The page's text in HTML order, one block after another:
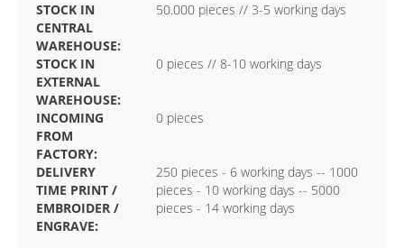
STOCK IN
CENTRAL
WAREHOUSE:
50.000 pieces // 3-5 working days
STOCK IN
EXTERNAL
WAREHOUSE:
0 pieces // 8-10 working days
INCOMING
FROM
FACTORY:
0 pieces
DELIVERY
TIME PRINT /
EMBROIDER /
ENGRAVE:
250 pieces - 6 working days -- 1000
pieces - 10 working days -- 5000
pieces - 14 working days